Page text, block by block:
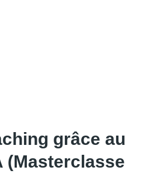
grâce au
(Masterclasse